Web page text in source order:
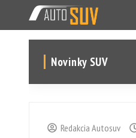
Novinky SUV
Redakcia Autosuv